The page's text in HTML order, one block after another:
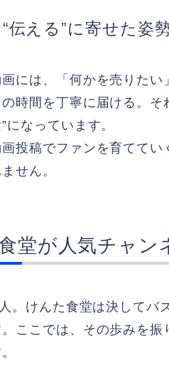
伝える”に寄せた姿
には、「何かを売りた
時間を丁寧に届ける。
になっています。
投稿でファンを育てて
せん。
堂が人気チャン
。けんた食堂は決してバ
ここでは、その歩みを